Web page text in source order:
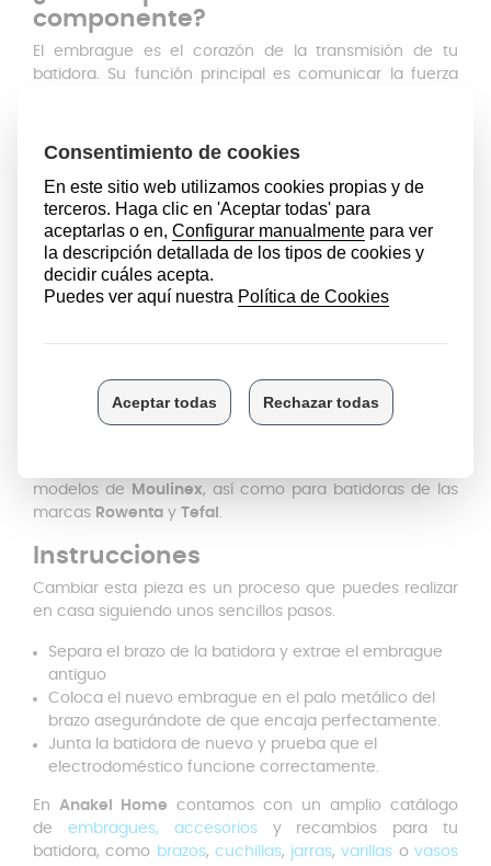
componente?
El embrague es el corazón de la transmisión de tu
batidora. Su función principal es comunicar la fuerza
un
plásticode alta resistencia, está diseñado para
Este repuesto ha sido diseñado con dimensiones
precisas para garantizar un encaje milimétrico y un
rendimiento óptimo en cada uso. Cuenta con unas
medidas de27 mm de largo y 12 mm de ancho
fabricado en un material duradero y de alta resistencia
Este embrague es un recambio versátil compatible con
diversas marcas del grupo, lo que asegura su
modelos de
Moulinex, así como para batidoras de las
marcas Rowenta y Tefal .
Instrucciones
Cambiar esta pieza es un proceso que puedes realizar
en casa siguiendo unos sencillos pasos.
Separa el brazo de la batidora y extrae el embrague
antiguo
Coloca el nuevo embrague en el palo metálico del
brazo asegurándote de que encaja perfectamente.
Junta la batidora de nuevo y prueba que el
electrodoméstico funcione correctamente.
En Anakel Home contamos con un amplio catálogo
de embragues, accesoriosy recambios para tu
batidora, como brazos, cuchillas, jarras,varillas ovasos